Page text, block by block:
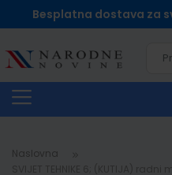
Besplatna dostava za
Naslovna